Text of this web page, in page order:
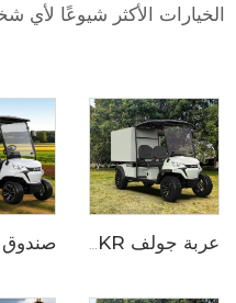
الخيارات الأكثر شيوعًا